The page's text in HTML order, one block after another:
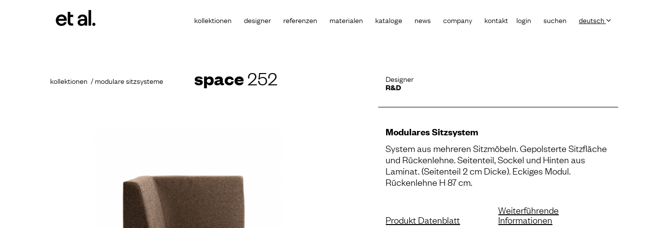
login suchen deutsch
kollektionen designer referenzen materialen kataloge news company kontakt
kollektionen modulare sitzsysteme space252 Designer
R&D
Modulares Sitzsystem
System aus mehreren Sitzmöbeln. Gepolsterte Sitzfläche
und Rückenlehne. Seitenteil, Sockel und Hinten aus
Laminat. (Seitenteil 2 cm Dicke). Eckiges Modul.
Rückenlehne H 87 cm.
Produkt Datenblatt
Weiterführende
Informationen